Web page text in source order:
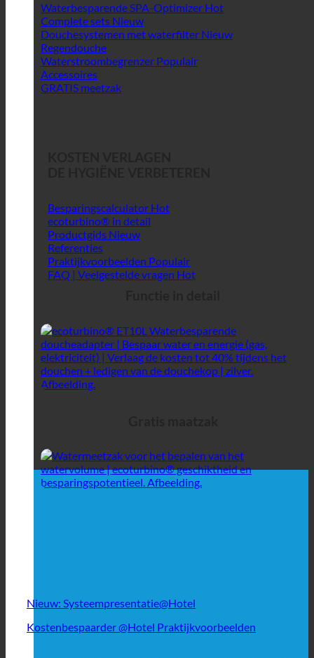
Waterbesparende SPA-Optimizer
Complete sets
Douchesystemen met waterfilter
Regendouche
Waterstroombegrenzer
Accessoires
GRATIS meetzak
Besparingscalculator
ecoturbino® in detail
Productgids
Referenties
Praktijkvoorbeelden
FAQ | Veelgestelde vragen
Nieuw: Systeempresentatie@Hotel
Kostenbespaarder @Hotel Praktijkvoorbeelden